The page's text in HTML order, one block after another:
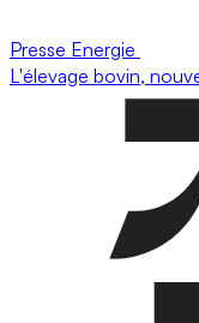
Presse Energie
L'élevage bovin,